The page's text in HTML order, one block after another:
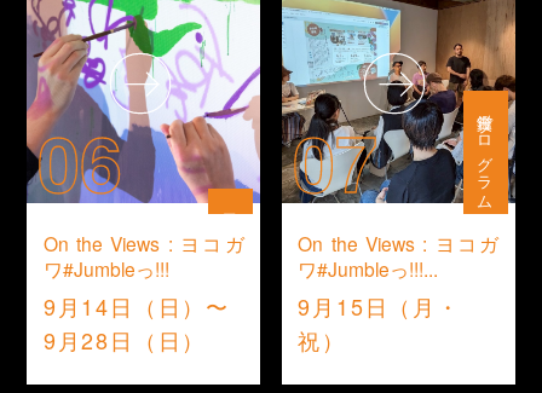
06
On the Views : ヨコガ
ワ#Jumbleっ!!!
9月14日（日）〜
9月28日（日）
07 鑑賞プログラム
On the Views : ヨコガ
ワ#Jumbleっ!!!...
9月15日（月・
祝）